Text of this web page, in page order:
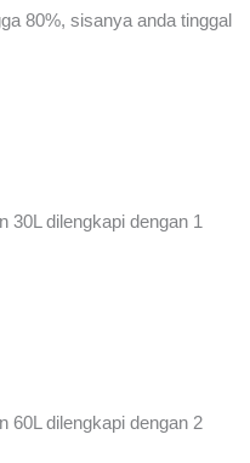
80%, sisanya anda tinggal
dilengkapi dengan 1
60L dilengkapi dengan 2